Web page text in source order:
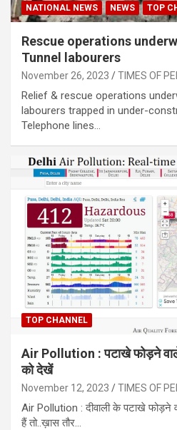
NATIONAL NEWS NEWS TOP
Rescue operations
Tunnel labourers
November 26, 2023 TIMES OF
Relief & rescue operations
labourers trapped in under-
Telephone lines…
TOP CHANNEL
Air Pollution : पटाखे फोड़ने वाले
को देखें
November 12, 2023 TIMES OF
Air Pollution : दीवाली के पटाखे फोड़ने
हैं तो..ख़ास तौर…